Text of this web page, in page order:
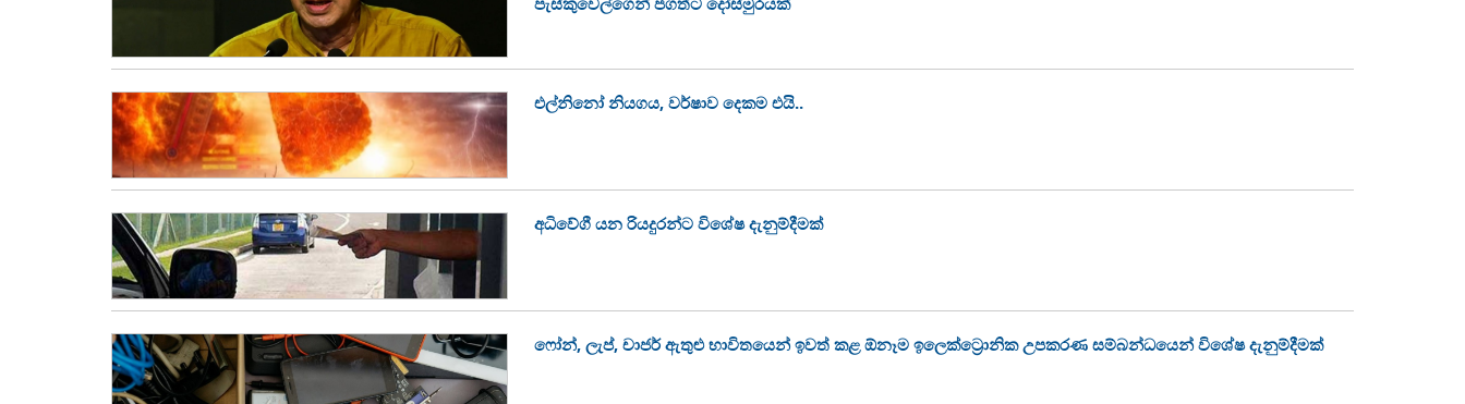
එල්නිනෝ නියගය, වර්ෂාව දෙකම එයි..
අධිවේගී යන රියදුරන්ට විශේෂ දැනුම්දීමක්
ෆෝන්, ලැප්, චාජර් ඇතුළු භාවිතයෙන් ඉවත් කළ ඕනෑම ඉලෙක්ට්‍රොනික උපකරණ සම්බන්ධයෙන් විශේෂ දැනුම්දීමක්